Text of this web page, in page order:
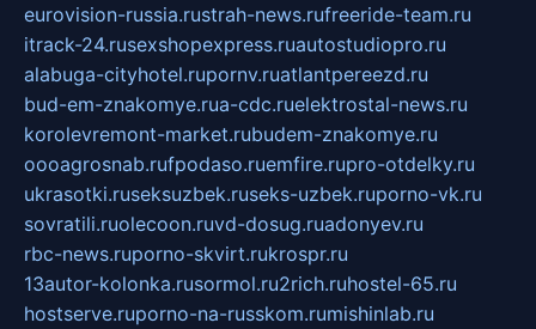
eurovision-russia.rustrah-news.rufreeride-team.ru
itrack-24.rusexshopexpress.ruautostudiopro.ru
alabuga-cityhotel.rupornv.ruatlantpereezd.ru
bud-em-znakomye.rua-cdc.ruelektrostal-news.ru
korolevremont-market.rubudem-znakomye.ru
oooagrosnab.rufpodaso.ruemfire.rupro-otdelky.ru
ukrasotki.ruseksuzbek.ruseks-uzbek.ruporno-vk.ru
sovratili.ruolecoon.ruvd-dosug.ruadonyev.ru
rbc-news.ruporno-skvirt.rukrospr.ru
13autor-kolonka.rusormol.ru2rich.ruhostel-65.ru
hostserve.ruporno-na-russkom.rumishinlab.ru